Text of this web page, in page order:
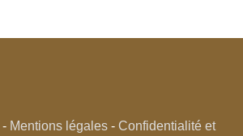
Mentions légales- Confidentialité et